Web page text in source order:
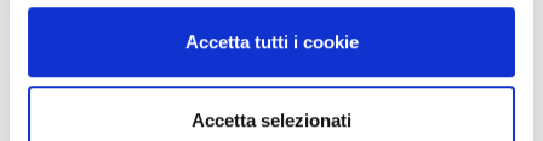
dalla Dichiarazione sui cookie.
Utilizziamo i cookie per personalizzare contenuti ed
Accetta tutti i cookie
Accetta selezionati